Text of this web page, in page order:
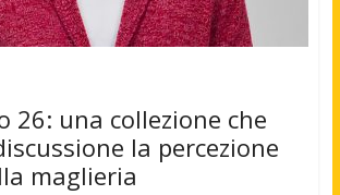
26: una collezione che
la percezione
maglieria